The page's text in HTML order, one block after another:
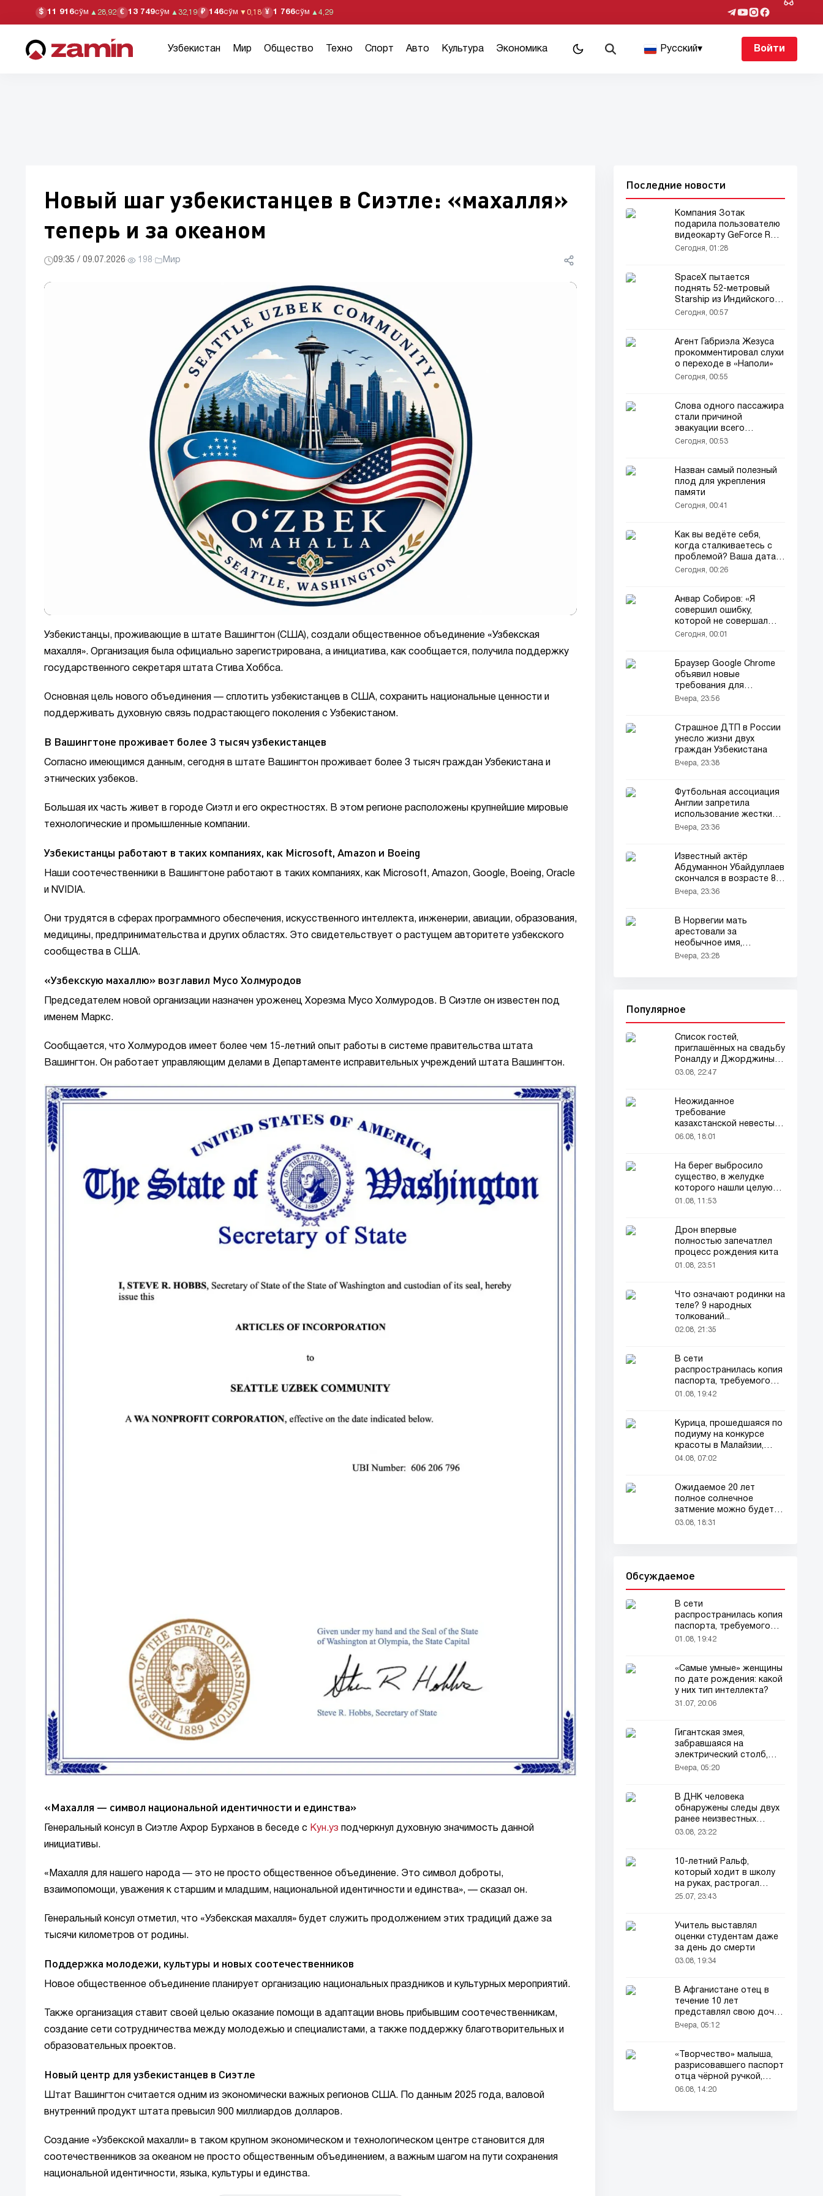
$ 11 916сўм ▲ 28,92 € 13 749сўм ▲ 32,19 ₽ 146сўм ▼ 0,18 ¥ 1 766сўм ▲ 4,29
Узбекистан Мир Общество Техно Спорт Авто Культура Экономика Русский▾ Войти
Новый шаг узбекистанцев в Сиэтле: «махалля»
теперь и за океаном
09:35 / 09.07.2026· 198· Мир
Узбекистанцы, проживающие в штате Вашингтон (США), создали общественное объединение «Узбекская
махалля». Организация была официально зарегистрирована, а инициатива, как сообщается, получила поддержку
государственного секретаря штата Стива Хоббса.
Основная цель нового объединения — сплотить узбекистанцев в США, сохранить национальные ценности и
поддерживать духовную связь подрастающего поколения с Узбекистаном.
В Вашингтоне проживает более 3 тысяч узбекистанцев
Согласно имеющимся данным, сегодня в штате Вашингтон проживает более 3 тысяч граждан Узбекистана и
этнических узбеков.
Большая их часть живет в городе Сиэтл и его окрестностях. В этом регионе расположены крупнейшие мировые
технологические и промышленные компании.
Узбекистанцы работают в таких компаниях, как Microsoft, Amazon и Boeing
Наши соотечественники в Вашингтоне работают в таких компаниях, как Microsoft, Amazon, Google, Boeing, Oracle
и NVIDIA.
Они трудятся в сферах программного обеспечения, искусственного интеллекта, инженерии, авиации, образования,
медицины, предпринимательства и других областях. Это свидетельствует о растущем авторитете узбекского
сообщества в США.
«Узбекскую махаллю» возглавил Мусо Холмуродов
Председателем новой организации назначен уроженец Хорезма Мусо Холмуродов. В Сиэтле он известен под
именем Маркс.
Сообщается, что Холмуродов имеет более чем 15-летний опыт работы в системе правительства штата
Вашингтон. Он работает управляющим делами в Департаменте исправительных учреждений штата Вашингтон.
«Махалля — символ национальной идентичности и единства»
Генеральный консул в Сиэтле Ахрор Бурханов в беседе с Кун.уз подчеркнул духовную значимость данной
инициативы.
«Махалля для нашего народа — это не просто общественное объединение. Это символ доброты,
взаимопомощи, уважения к старшим и младшим, национальной идентичности и единства», — сказал он.
Генеральный консул отметил, что «Узбекская махалля» будет служить продолжением этих традиций даже за
тысячи километров от родины.
Поддержка молодежи, культуры и новых соотечественников
Новое общественное объединение планирует организацию национальных праздников и культурных мероприятий.
Также организация ставит своей целью оказание помощи в адаптации вновь прибывшим соотечественникам,
создание сети сотрудничества между молодежью и специалистами, а также поддержку благотворительных и
образовательных проектов.
Новый центр для узбекистанцев в Сиэтле
Штат Вашингтон считается одним из экономически важных регионов США. По данным 2025 года, валовой
внутренний продукт штата превысил 900 миллиардов долларов.
Создание «Узбекской махалли» в таком крупном экономическом и технологическом центре становится для
соотечественников за океаном не просто общественным объединением, а важным шагом на пути сохранения
национальной идентичности, языка, культуры и единства.
Последние новости
Компания Зотак
подарила пользователю
видеокарту GeForce RTX
5090
Сегодня, 01:28
SpaceX пытается
поднять 52-метровый
Starship из Индийского
океана
Сегодня, 00:57
Агент Габриэла Жезуса
прокомментировал слухи
о переходе в «Наполи»
Сегодня, 00:55
Слова одного пассажира
стали причиной
эвакуации всего
самолёта
Сегодня, 00:53
Назван самый полезный
плод для укрепления
памяти
Сегодня, 00:41
Как вы ведёте себя,
когда сталкиваетесь с
проблемой? Ваша дата
рождения раскроет
Сегодня, 00:26
Анвар Собиров: «Я
совершил ошибку,
которой не совершал
Роналду»
Сегодня, 00:01
Браузер Google Chrome
объявил новые
требования для
локального
Вчера, 23:56
Страшное ДТП в России
унесло жизни двух
граждан Узбекистана
Вчера, 23:38
Футбольная ассоциация
Англии запретила
использование жестких
стен вокруг полей
Вчера, 23:36
Известный актёр
Абдуманнон Убайдуллаев
скончался в возрасте 86
лет
Вчера, 23:36
В Норвегии мать
арестовали за
необычное имя,
выбранное для сына
Вчера, 23:28
Популярное
Список гостей,
приглашённых на свадьбу
Роналду и Джорджины,
вызвал ажиотаж
03.08, 22:47
Неожиданное
требование
казахстанской невесты в
качестве махра удивило
06.08, 18:01
На берег выбросило
существо, в желудке
которого нашли целую
добычу
01.08, 11:53
Дрон впервые
полностью запечатлел
процесс рождения кита
01.08, 23:51
Что означают родинки на
теле? 9 народных
толкований...
02.08, 21:35
В сети
распространилась копия
паспорта, требуемого
для домашних животных
01.08, 19:42
Курица, прошедшаяся по
подиуму на конкурсе
красоты в Малайзии,
привлекла внимание
04.08, 07:02
Ожидаемое 20 лет
полное солнечное
затмение можно будет
наблюдать в августе
03.08, 18:31
Обсуждаемое
В сети
распространилась копия
паспорта, требуемого
для домашних животных
01.08, 19:42
«Самые умные» женщины
по дате рождения: какой
у них тип интеллекта?
31.07, 20:06
Гигантская змея,
забравшаяся на
электрический столб,
погибла от удара током
Вчера, 05:20
В ДНК человека
обнаружены следы двух
ранее неизвестных
предков
03.08, 23:22
10-летний Ральф,
который ходит в школу
на руках, растрогал
пользователей соцсетей
25.07, 23:43
Учитель выставлял
оценки студентам даже
за день до смерти
03.08, 19:34
В Афганистане отец в
течение 10 лет
представлял свою дочь
окружающим как
Вчера, 05:12
«Творчество» малыша,
разрисовавшего паспорт
отца чёрной ручкой,
привлекло всеобщее
06.08, 14:20